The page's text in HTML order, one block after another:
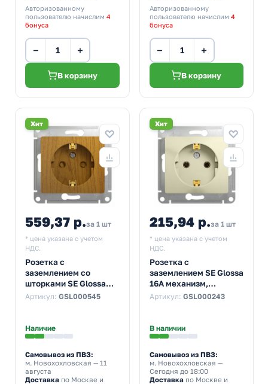
Авторизованному
пользователю начислим 4
бонуса
− +
В корзину
Авторизованному
пользователю начислим 4
бонуса
− +
В корзину
Хит
559,37 р.за 1 шт
* цена указана с учетом
НДС.
Розетка с
заземлением со
шторками SE Glossa
16А механизм, дерево
Артикул: GSL000545
Наличие
Самовывоз из ПВЗ:
м. Новохохловская — 11
августа
Доставка по Москве и
Хит
215,94 р.за 1 шт
* цена указана с учетом
НДС.
Розетка с
заземлением SE Glossa
16А механизм,
бежевый
Артикул: GSL000243
В наличии
Самовывоз из ПВЗ:
м. Новохохловская —
Сегодня до 18:00
Доставкапо Москве и